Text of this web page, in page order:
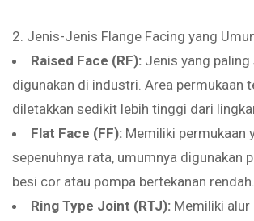
2. Jenis-Jenis Flange Facing yang
Raised Face (RF): Jenis yang paling
digunakan di industri. Area permukaan
diletakkan sedikit lebih tinggi dari
Flat Face (FF): Memiliki permukaan
sepenuhnya rata, umumnya digunakan
besi cor atau pompa bertekanan rendah.
Ring Type Joint (RTJ): Memiliki